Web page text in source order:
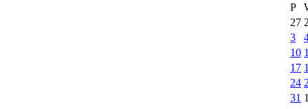
P
27
3
10
17
24
31